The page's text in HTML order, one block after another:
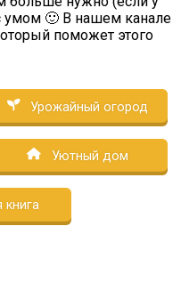
умом 🙂 В нашем канале
поможет этого
Урожайный огород
Уютный дом
книга